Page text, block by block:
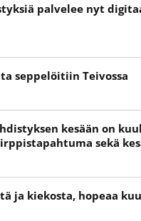
palvelee nyt
seppelöitiin Teivossa
kesään on
sekä
ja kiekosta, hopeaa